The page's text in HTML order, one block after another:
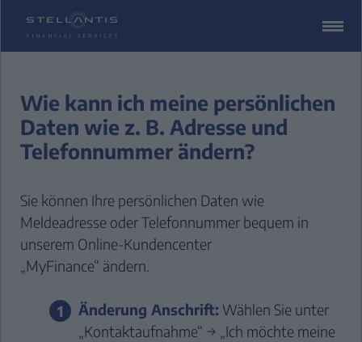
Wie kann ich meine persönlichen
Daten wie z. B. Adresse und
Telefonnummer ändern?
Sie können Ihre persönlichen Daten wie
Meldeadresse oder Telefonnummer bequem in
unserem Online-Kundencenter
„MyFinance“ ändern.
Änderung Anschrift: Wählen Sie unter
„Kontaktaufnahme“ → „Ich möchte meine